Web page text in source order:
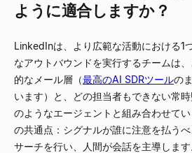
ように適合しますか？
LinkedInは、より広範な活動における1
なアウトバウンドを実行するチームは
的なメール層（最高のAI SDRツールの
います）と、どの担当者もできない常
のようなエージェントと組み合わせて
の共通点：シグナルが誰に注意を払う
サーチを行い、人間が会話を主導します